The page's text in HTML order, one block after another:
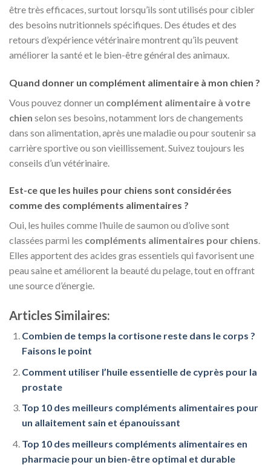
être très efficaces, surtout lorsqu’ils sont utilisés pour cibler
des besoins nutritionnels spécifiques. Des études et des
retours d’expérience vétérinaire montrent qu’ils peuvent
améliorer la santé et le bien-être général des animaux.
Quand donner un complément alimentaire à mon chien ?
Vous pouvez donner un complément alimentaire à votre
chien selon ses besoins, notamment lors de changements
dans son alimentation, après une maladie ou pour soutenir sa
carrière sportive ou son vieillissement. Suivez toujours les
conseils d’un vétérinaire.
Est-ce que les huiles pour chiens sont considérées
comme des compléments alimentaires ?
Oui, les huiles comme l’huile de saumon ou d’olive sont
classées parmi les compléments alimentaires pour chiens.
Elles apportent des acides gras essentiels qui favorisent une
peau saine et améliorent la beauté du pelage, tout en offrant
une source d’énergie.
Articles Similaires:
Combien de temps la cortisone reste dans le corps ?
Faisons le point
Comment utiliser l’huile essentielle de cyprès pour la
prostate
Top 10 des meilleurs compléments alimentaires pour
un allaitement sain et épanouissant
Top 10 des meilleurs compléments alimentaires en
pharmacie pour un bien-être optimal et durable